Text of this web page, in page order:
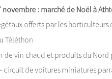
novembre : marché de Noël à
offerts par les horticulteurs
Téléthon
de vin chaud et produits du Nord
circuit de voitures miniatures